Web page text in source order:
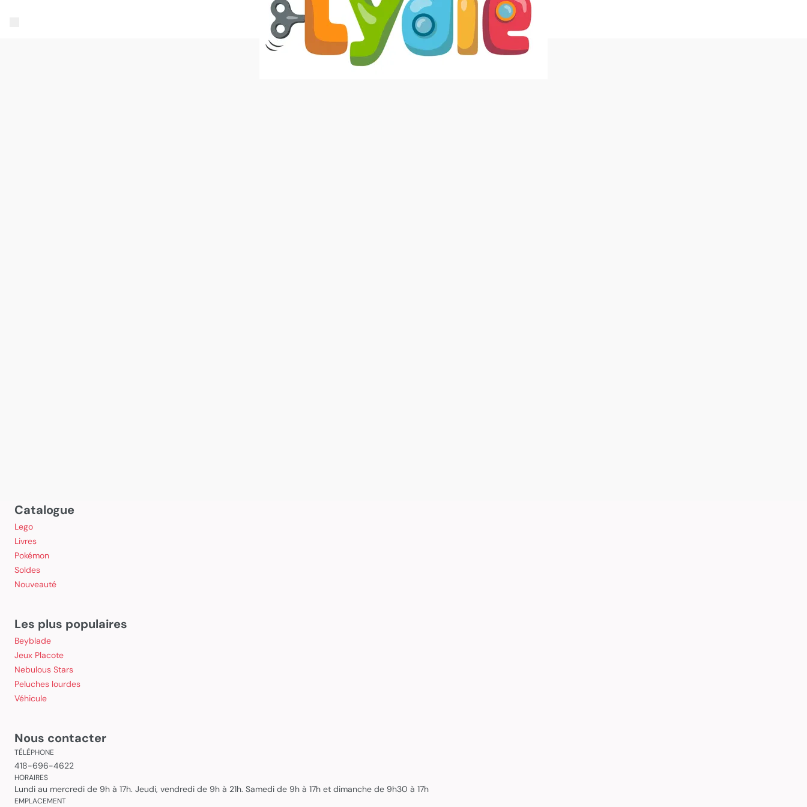
Catalogue
Lego
Livres
Pokémon
Soldes
Nouveauté
Les plus populaires
Beyblade
Jeux Placote
Nebulous Stars
Peluches lourdes
Véhicule
Nous contacter
TÉLÉPHONE
418-696-4622
HORAIRES
Lundi au mercredi de 9h à 17h. Jeudi, vendredi de 9h à 21h. Samedi de 9h à 17h et dimanche de 9h30 à 17h
EMPLACEMENT